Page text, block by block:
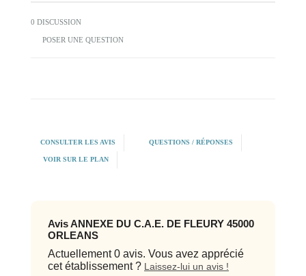
0 DISCUSSION
POSER UNE QUESTION
CONSULTER LES AVIS QUESTIONS / RÉPONSES
VOIR SUR LE PLAN
Avis ANNEXE DU C.A.E. DE FLEURY 45000
ORLEANS
Actuellement 0 avis. Vous avez apprécié
cet établissement ? Laissez-lui un avis !